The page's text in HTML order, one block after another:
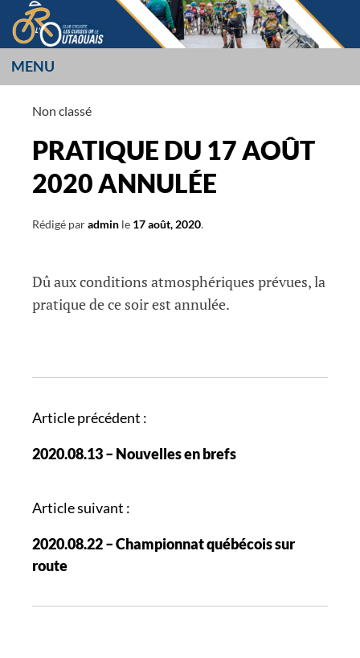
Aller
au
contenu
LES CUISSES OR
L’OUTAOUAIS
MENU
Non classé
PRATIQUE DU 17 AOÛT
2020 ANNULÉE
Rédigé paradmin le 17 août, 2020.
Dû aux conditions atmosphériques prévues, la
pratique de ce soir est annulée.
N
v
g
t
i
n
Article précédent :
2020.08.13 – Nouvelles en brefs
Article suivant :
2020.08.22 – Championnat québécois sur
route